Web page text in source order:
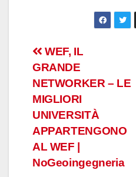
Post
navigation
WEF, IL
GRANDE
NETWORKER – LE
MIGLIORI
UNIVERSITÀ
APPARTENGONO
AL WEF |
NoGeoingegneria